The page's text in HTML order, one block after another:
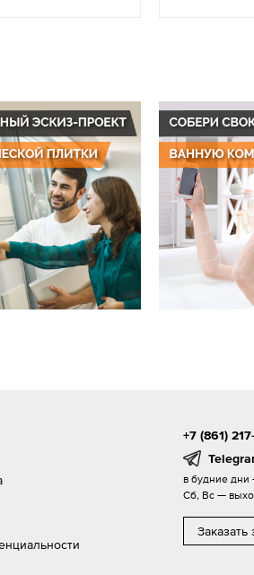
+7 (861)
в будние дни
Сб, Вс —
Заказать